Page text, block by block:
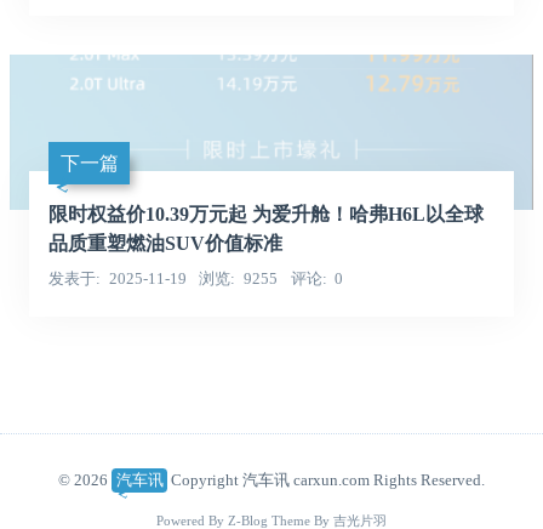
下一篇
限时权益价10.39万元起 为爱升舱！哈弗H6L以全球
品质重塑燃油SUV价值标准
发表于 2025-11-19 浏览 9255 评论 0
© 2026 汽车讯 Copyright 汽车讯 carxun.com Rights Reserved.
Powered By Z-Blog Theme By 吉光片羽